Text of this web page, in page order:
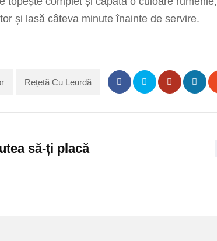
și lasă câteva minute înainte de servire.
Rețetă Cu Leurdă
PinterestShare
să-ți placă